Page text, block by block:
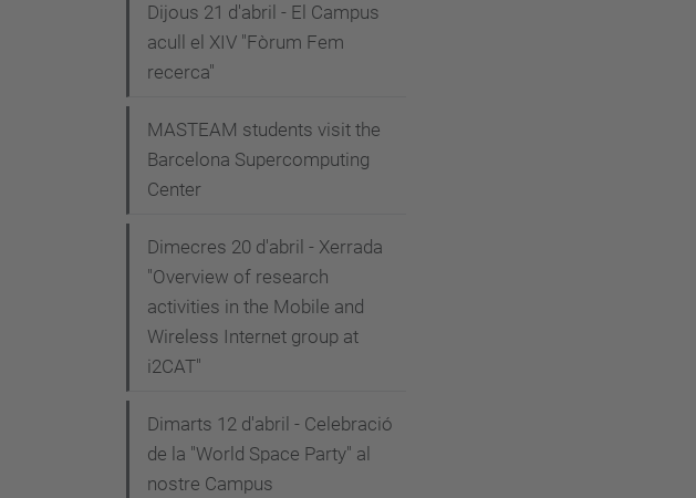
Dijous 21 d'abril - El Campus
acull el XIV "Fòrum Fem
recerca"
MASTEAM students visit the
Barcelona Supercomputing
Center
Dimecres 20 d'abril - Xerrada
"Overview of research
activities in the Mobile and
Wireless Internet group at
i2CAT"
Dimarts 12 d'abril - Celebració
de la "World Space Party" al
nostre Campus